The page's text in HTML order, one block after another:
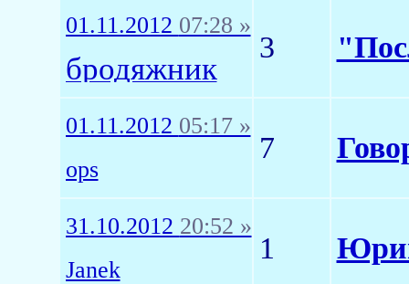
01.11.2012 07:28 »
бродяжник
3
01.11.2012 05:17 »
ops
7
31.10.2012 20:52 »
Janek
1